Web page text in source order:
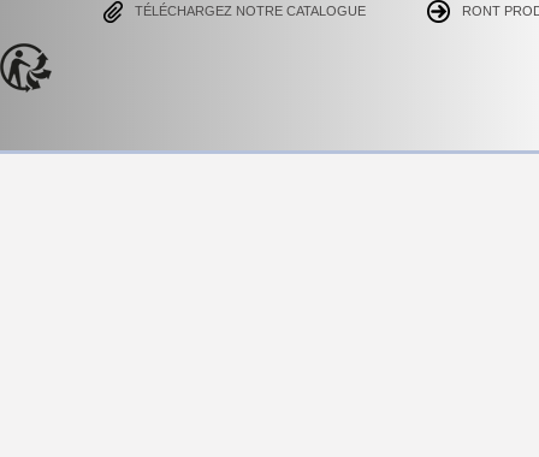
TÉLÉCHARGEZ NOTRE CATALOGUE RONT